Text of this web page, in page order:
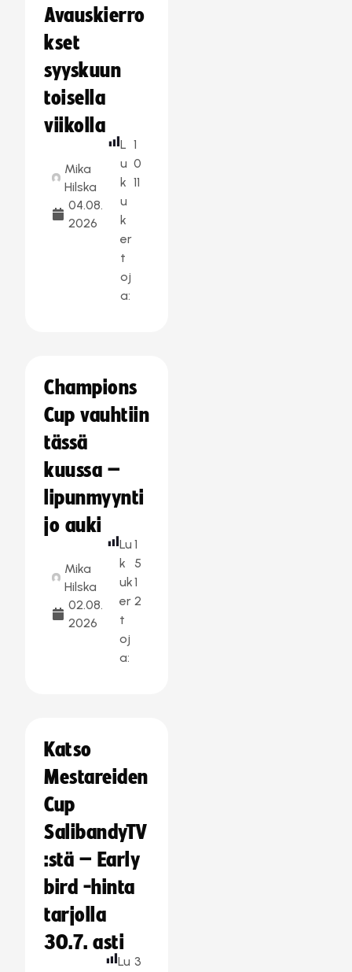
Avauskierro
kset
syyskuun
toisella
viikolla
Mika
Hilska
04.08.
2026
L
u
k
u
k
er
t
oj
a:
1
0
11
Champions
Cup vauhtiin
tässä
kuussa –
lipunmyynti
jo auki
Mika
Hilska
02.08.
2026
Lu
k
uk
er
t
oj
a:
1
5
1
2
Katso
Mestareiden
Cup
SalibandyTV
:stä – Early
bird -hinta
tarjolla
30.7. asti
Lu 3